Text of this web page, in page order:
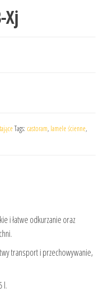
Xj
Tags: castoram, lamele ścienne,
i łatwe odkurzanie oraz
transport i przechowywanie,
l.